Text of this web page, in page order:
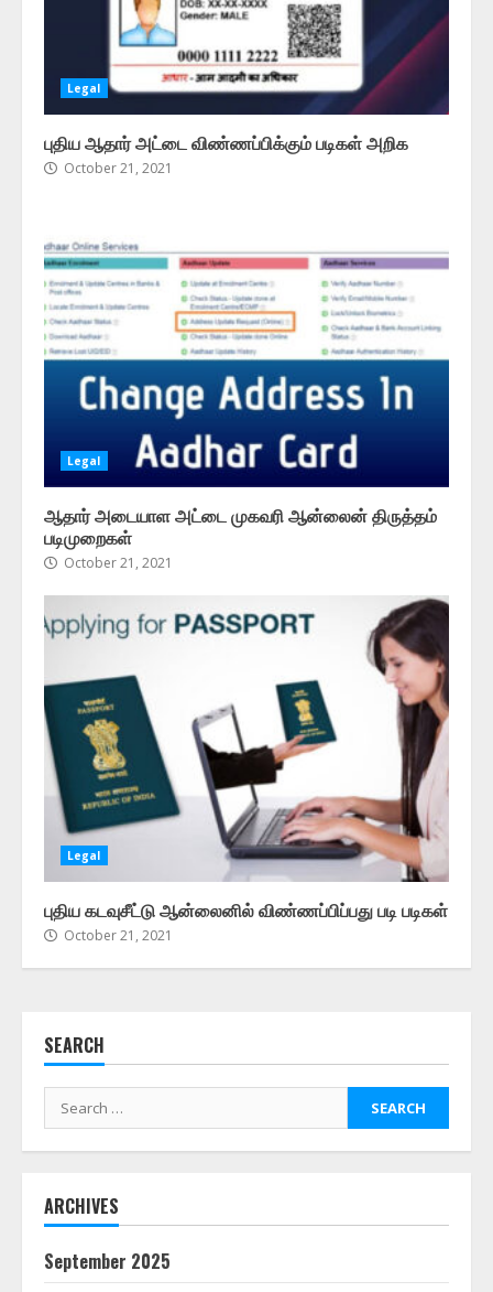
Legal
புதிய ஆதார் அட்டை விண்ணப்பிக்கும் படிகள் அறிக
October 21, 2021
Legal
ஆதார் அடையாள அட்டை முகவரி ஆன்லைன் திருத்தம்
படிமுறைகள்
October 21, 2021
Legal
புதிய கடவுசீட்டு ஆன்லைனில் விண்ணப்பிப்பது படி படிகள்
October 21, 2021
SEARCH
Search
for:
ARCHIVES
September 2025